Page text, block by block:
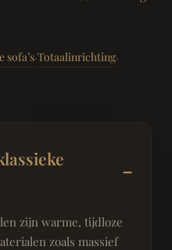
sofa’s·Totaalinrichting·
zijn warme, tijdloze
zoals massief